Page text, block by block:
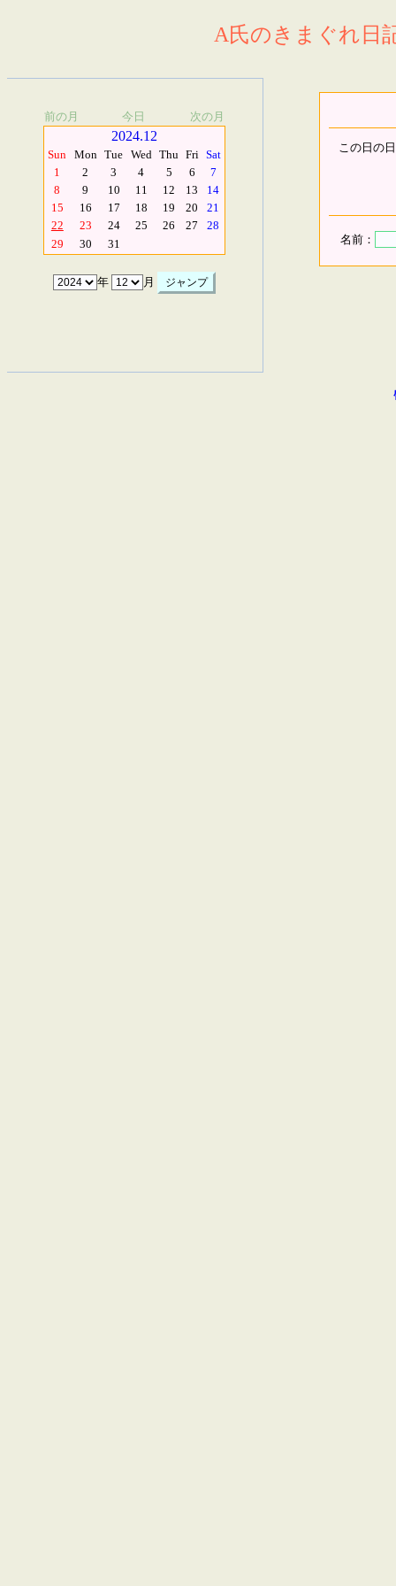
A氏のきまぐれ日
前の月 今日 次の月
2024.12
Sun Mon Tue Wed Thu Fri Sat
1
2 3 4 5 6
7
8
9 10 11 12 13
14
15
16 17 18 19 20
21
22
23 24 25 26 27
28
29
30 31
年 月
この日の
名前：